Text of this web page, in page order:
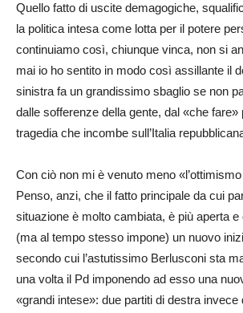
Quello fatto di uscite demagogiche,
la politica intesa come lotta per il potere
continuiamo così, chiunque vinca, non si
mai io ho sentito in modo così assillante il
sinistra fa un grandissimo sbaglio se non
dalle sofferenze della gente, dal «che fare»
tragedia che incombe sull’Italia
Con ciò non mi è venuto meno
Penso, anzi, che il fatto principale da cui
situazione è molto cambiata, è più aperta
(ma al tempo stesso impone) un nuovo
secondo cui l’astutissimo Berlusconi sta
una volta il Pd imponendo ad esso una
«grandi intese»: due partiti di destra invece